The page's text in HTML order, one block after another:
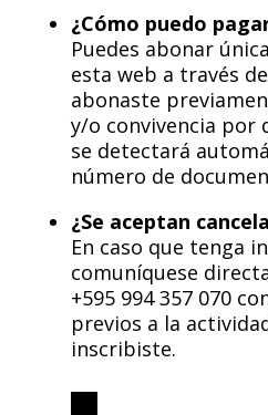
¿Cómo puedo
Puedes abonar
esta web a través
abonaste
y/o convivencia
se detectará
número de
¿Se aceptan
En caso que tenga
comuníquese
+595 994 357 070
previos a la
inscribiste.